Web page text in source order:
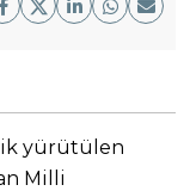
yürütülen
Milli